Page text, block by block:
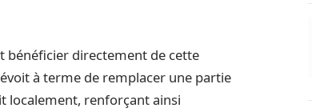
bénéficier directement de cette
à terme de remplacer une partie
localement, renforçant ainsi